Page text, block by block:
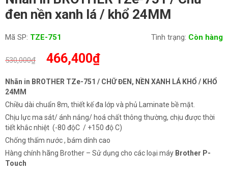
đen nền xanh lá / khổ 24MM
Mã SP: TZE-751 Tình trạng: Còn hàng
530,000₫ Giá
là:
466,400₫Giá
tại
466,400₫.
Nhãn in BROTHER TZe-751 / CHỮ ĐEN, NỀN XANH LÁ KHỔ / KHỔ
24MM
Chiều dài chuẩn 8m, thiết kế đa lớp và phủ Laminate bề mặt.
Chịu lực ma sát/ ánh nắng/ hoá chất thông thường, chịu được thời
tiết khắc nhiệt (-80 độC / +150 độ C)
Chống thấm nước , bám dính cao
Hàng chính hãng Brother – Sử dụng cho các loại máy Brother P-
Touch